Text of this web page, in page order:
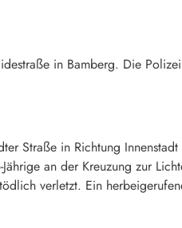
in Bamberg. Die
Straße in Richtung Innenstadt
an der Kreuzung zur
verletzt. Ein